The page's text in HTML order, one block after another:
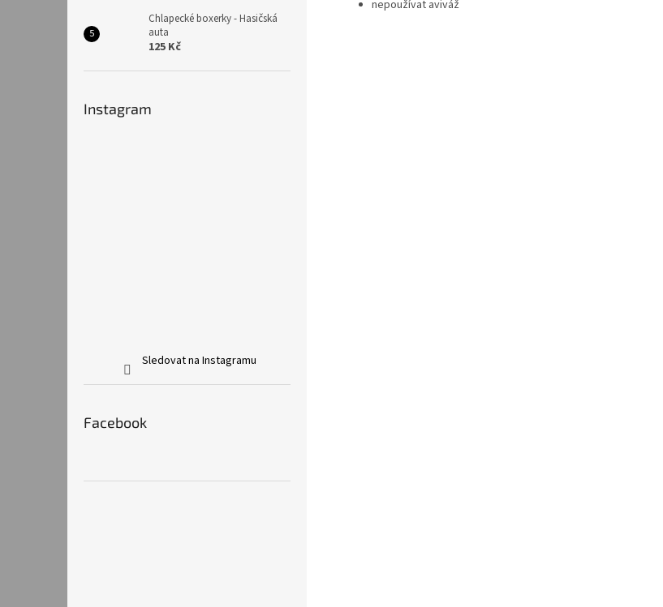
Chlapecké boxerky - Hasičská
auta
125 Kč
Instagram
Sledovat na Instagramu
Facebook
nepoužívat aviváž